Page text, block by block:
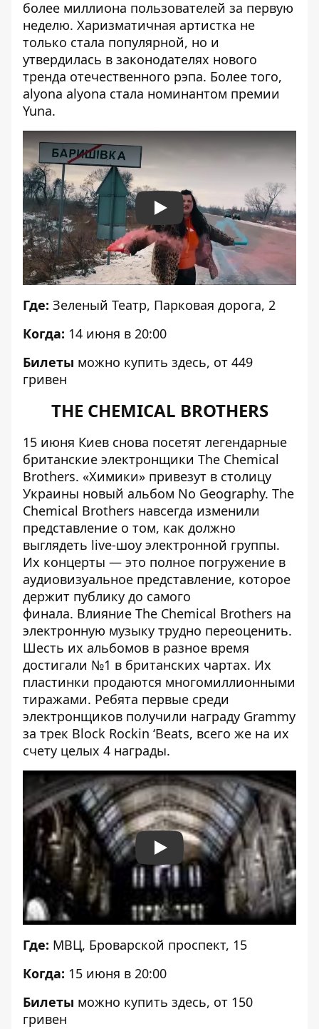
более миллиона пользователей за первую
неделю. Харизматичная артистка не
только стала популярной, но и
утвердилась в законодателях нового
тренда отечественного рэпа. Более того,
alyona alyona стала номинантом премии
Yuna.
Play
Где: Зеленый Театр, Парковая дорога, 2
Когда: 14 июня в 20:00
Билеты можно купить здесь, от 449
гривен
THE CHEMICAL BROTHERS
15 июня Киев снова посетят легендарные
британские электронщики The Chemical
Brothers. «Химики» привезут в столицу
Украины новый альбом No Geography. The
Chemical Brothers навсегда изменили
представление о том, как должно
выглядеть live-шоу электронной группы.
Их концерты — это полное погружение в
аудиовизуальное представление, которое
держит публику до самого
финала. Влияние The Chemical Brothers на
электронную музыку трудно переоценить.
Шесть их альбомов в разное время
достигали №1 в британских чартах. Их
пластинки продаются многомиллионными
тиражами. Ребята первые среди
электронщиков получили награду Grammy
за трек Block Rockin ‘Beats, всего же на их
счету целых 4 награды.
Play
Где: МВЦ, Броварской проспект, 15
Когда: 15 июня в 20:00
Билеты можно купить здесь, от 150
гривен